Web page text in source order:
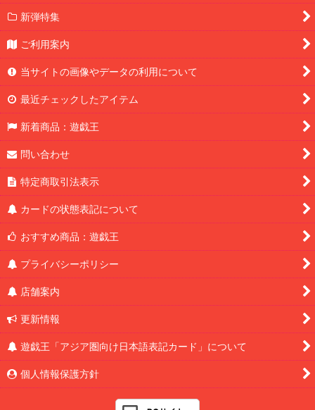
新弾特集
ご利用案内
当サイトの画像やデータの利用について
最近チェックしたアイテム
新着商品：遊戯王
問い合わせ
特定商取引法表示
カードの状態表記について
おすすめ商品：遊戯王
プライバシーポリシー
店舗案内
更新情報
遊戯王「アジア圏向け日本語表記カード」について
個人情報保護方針